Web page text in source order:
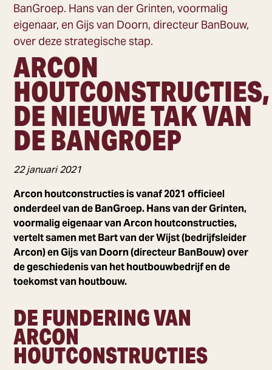
BanGroep. Hans van der Grinten, voormalig
eigenaar, en Gijs van Doorn, directeur BanBouw,
over deze strategische stap.
ARCON
HOUTCONSTRUCTIES,
DE NIEUWE TAK VAN
DE BANGROEP
22 januari 2021
Arcon houtconstructies is vanaf 2021 officieel
onderdeel van de BanGroep. Hans van der Grinten,
voormalig eigenaar van Arcon houtconstructies,
vertelt samen met Bart van der Wijst (bedrijfsleider
Arcon) en Gijs van Doorn (directeur BanBouw) over
de geschiedenis van het houtbouwbedrijf en de
toekomst van houtbouw.
DE FUNDERING VAN
ARCON
HOUTCONSTRUCTIES